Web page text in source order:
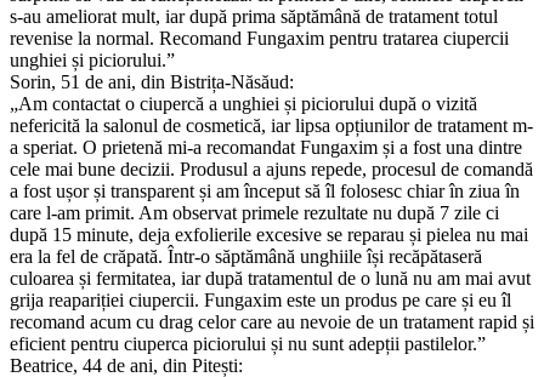
s-au ameliorat mult, iar după prima săptămână de tratament totul
revenise la normal. Recomand Fungaxim pentru tratarea ciupercii
unghiei și piciorului.”
Sorin, 51 de ani, din Bistrița-Năsăud:
„Am contactat o ciupercă a unghiei și piciorului după o vizită
nefericită la salonul de cosmetică, iar lipsa opțiunilor de tratament m-
a speriat. O prietenă mi-a recomandat Fungaxim și a fost una dintre
cele mai bune decizii. Produsul a ajuns repede, procesul de comandă
a fost ușor și transparent și am început să îl folosesc chiar în ziua în
care l-am primit. Am observat primele rezultate nu după 7 zile ci
după 15 minute, deja exfolierile excesive se reparau și pielea nu mai
era la fel de crăpată. Într-o săptămână unghiile își recăpătaseră
culoarea și fermitatea, iar după tratamentul de o lună nu am mai avut
grija reapariției ciupercii. Fungaxim este un produs pe care și eu îl
recomand acum cu drag celor care au nevoie de un tratament rapid și
eficient pentru ciuperca piciorului și nu sunt adepții pastilelor.”
Beatrice, 44 de ani, din Pitești: